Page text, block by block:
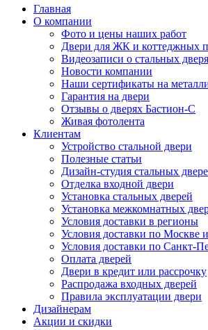
Главная
О компании
Фото и цены наших работ
Двери для ЖК и коттеджных
Видеозаписи о стальных
Новости компании
Наши сертификаты на
Гарантия на двери
Отзывы о дверях Бастион-С
Живая фотолента
Клиентам
Устройство стальной двери
Полезные статьи
Дизайн-студия стальных
Отделка входной двери
Установка стальных дверей
Установка межкомнатных
Условия доставки в регионы
Условия доставки по Москве
Условия доставки по Санкт-
Оплата дверей
Двери в кредит или рассрочку
Распродажа входных дверей
Правила эксплуатации двери
Дизайнерам
Акции и скидки